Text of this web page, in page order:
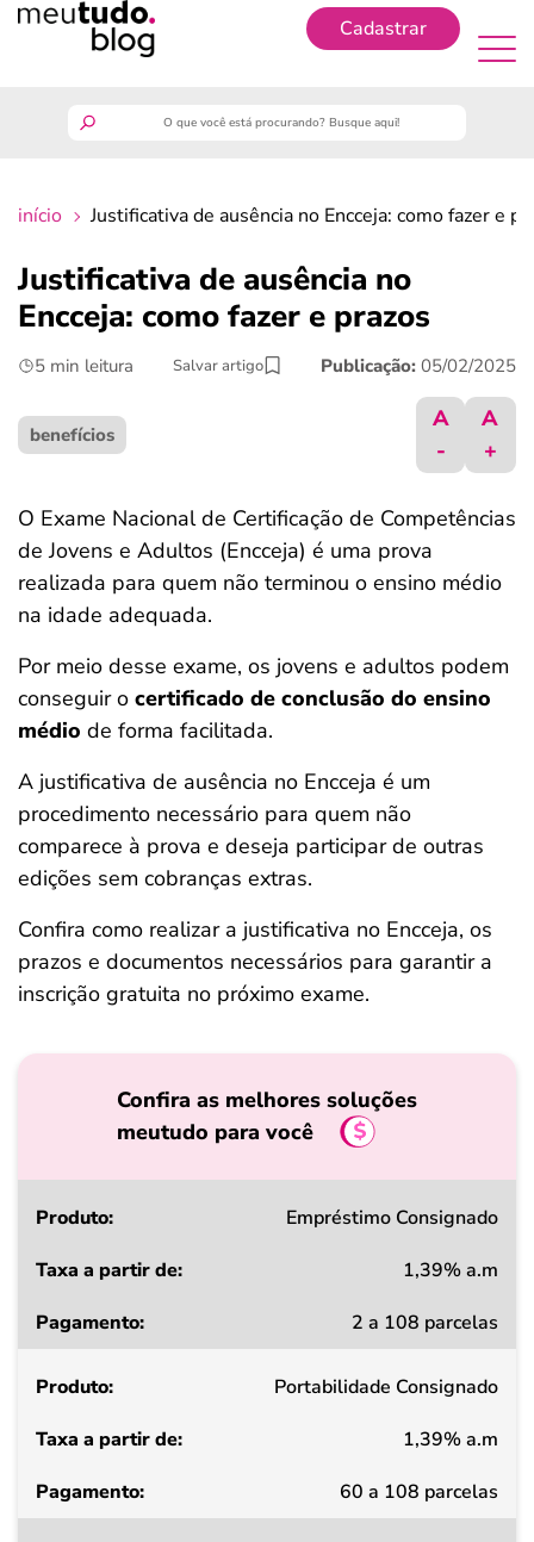
Cadastrar
finanças
benefícios
crédito fácil
ferramentas
início Justificativa de ausência no Encceja: como fazer e
Justificativa de ausência no
Encceja: como fazer e prazos
5 min leitura Salvar artigo Publicação: 05/02/2025
benefícios
A
-
A
+
O Exame Nacional de Certificação de Competências
de Jovens e Adultos (Encceja) é uma prova
realizada para quem não terminou o ensino médio
na idade adequada.
Por meio desse exame, os jovens e adultos podem
conseguir o certificado de conclusão do ensino
médio de forma facilitada.
A justificativa de ausência no Encceja é um
procedimento necessário para quem não
comparece à prova e deseja participar de outras
edições sem cobranças extras.
Confira como realizar a justificativa no Encceja, os
prazos e documentos necessários para garantir a
inscrição gratuita no próximo exame.
Confira as melhores soluções
meutudo para você
Produto
a
de
Pagamento
Empréstimo Consignado
1,39% a.m
2 a 108 parcelas
Portabilidade Consignado
1,39% a.m
60 a 108 parcelas